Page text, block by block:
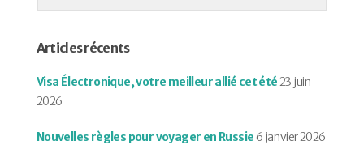
Articles récents
Visa Électronique, votre meilleur allié cet été23 juin
2026
Nouvelles règles pour voyager en Russie 6 janvier 2026